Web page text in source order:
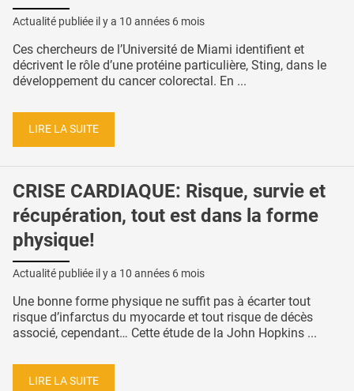
Actualité publiée il y a 10 années 6 mois
Ces chercheurs de l’Université de Miami identifient et
décrivent le rôle d’une protéine particulière, Sting, dans le
développement du cancer colorectal. En ...
LIRE LA SUITE
CRISE CARDIAQUE: Risque, survie et
récupération, tout est dans la forme
physique!
Actualité publiée il y a 10 années 6 mois
Une bonne forme physique ne suffit pas à écarter tout
risque d’infarctus du myocarde et tout risque de décès
associé, cependant… Cette étude de la John Hopkins ...
LIRE LA SUITE